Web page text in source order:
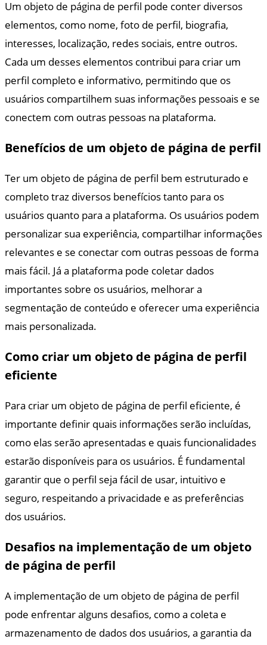
Um objeto de página de perfil pode conter diversos
elementos, como nome, foto de perfil, biografia,
interesses, localização, redes sociais, entre outros.
Cada um desses elementos contribui para criar um
perfil completo e informativo, permitindo que os
usuários compartilhem suas informações pessoais e se
conectem com outras pessoas na plataforma.
Benefícios de um objeto de página de perfil
Ter um objeto de página de perfil bem estruturado e
completo traz diversos benefícios tanto para os
usuários quanto para a plataforma. Os usuários podem
personalizar sua experiência, compartilhar informações
relevantes e se conectar com outras pessoas de forma
mais fácil. Já a plataforma pode coletar dados
importantes sobre os usuários, melhorar a
segmentação de conteúdo e oferecer uma experiência
mais personalizada.
Como criar um objeto de página de perfil
eficiente
Para criar um objeto de página de perfil eficiente, é
importante definir quais informações serão incluídas,
como elas serão apresentadas e quais funcionalidades
estarão disponíveis para os usuários. É fundamental
garantir que o perfil seja fácil de usar, intuitivo e
seguro, respeitando a privacidade e as preferências
dos usuários.
Desafios na implementação de um objeto
de página de perfil
A implementação de um objeto de página de perfil
pode enfrentar alguns desafios, como a coleta e
armazenamento de dados dos usuários, a garantia da